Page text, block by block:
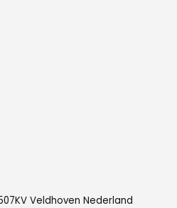
Veldhoven Nederland